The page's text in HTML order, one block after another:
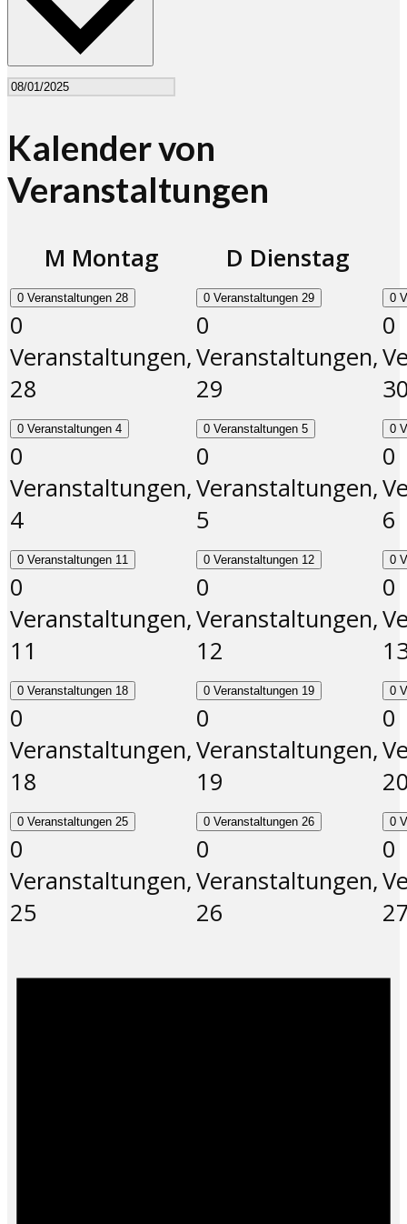
Kalender von
Veranstaltungen
M Montag D Dienstag
0 Veranstaltungen 28
0
Veranstaltungen,
28
0 Veranstaltungen 29
0
Veranstaltungen,
29
0
0
0 Veranstaltungen 4
0
Veranstaltungen,
4
0 Veranstaltungen 5
0
Veranstaltungen,
5
0
0
6
0 Veranstaltungen 11
0
Veranstaltungen,
11
0 Veranstaltungen 12
0
Veranstaltungen,
12
0
0
0 Veranstaltungen 18
0
Veranstaltungen,
18
0 Veranstaltungen 19
0
Veranstaltungen,
19
0
0
0 Veranstaltungen 25
0
Veranstaltungen,
25
0 Veranstaltungen 26
0
Veranstaltungen,
26
0
0